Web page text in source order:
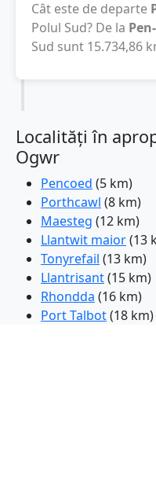
Cât este de departe
Polul Sud? De la
Sud sunt 15.734,86
Localități în
Ogwr
Pencoed (5 km)
Porthcawl (8 km)
Maesteg (12 km)
Llantwit maior(13
Tonyrefail (13 km)
Llantrisant(15 km)
Rhondda (16 km)
Port Talbot(18 km)